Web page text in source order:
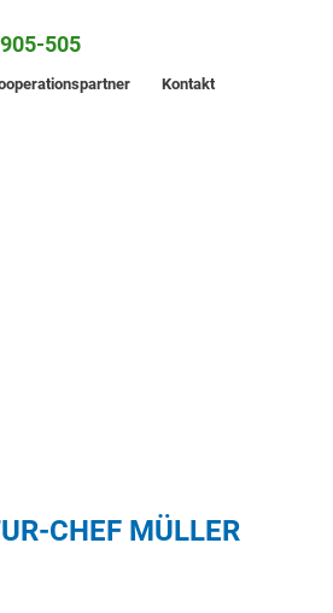
505
Kontakt
CHEF MÜLLER